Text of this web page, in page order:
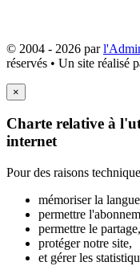
© 2004 - 2026 par
réservés • Un site réalisé
×
Charte relative à
internet
Pour des raisons
mémoriser la
permettre
permettre le partage,
protéger notre site,
et gérer les